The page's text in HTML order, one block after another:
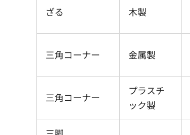
ざる 木製
三角コーナー 金属製
三角コーナー
プラスチ
ック製